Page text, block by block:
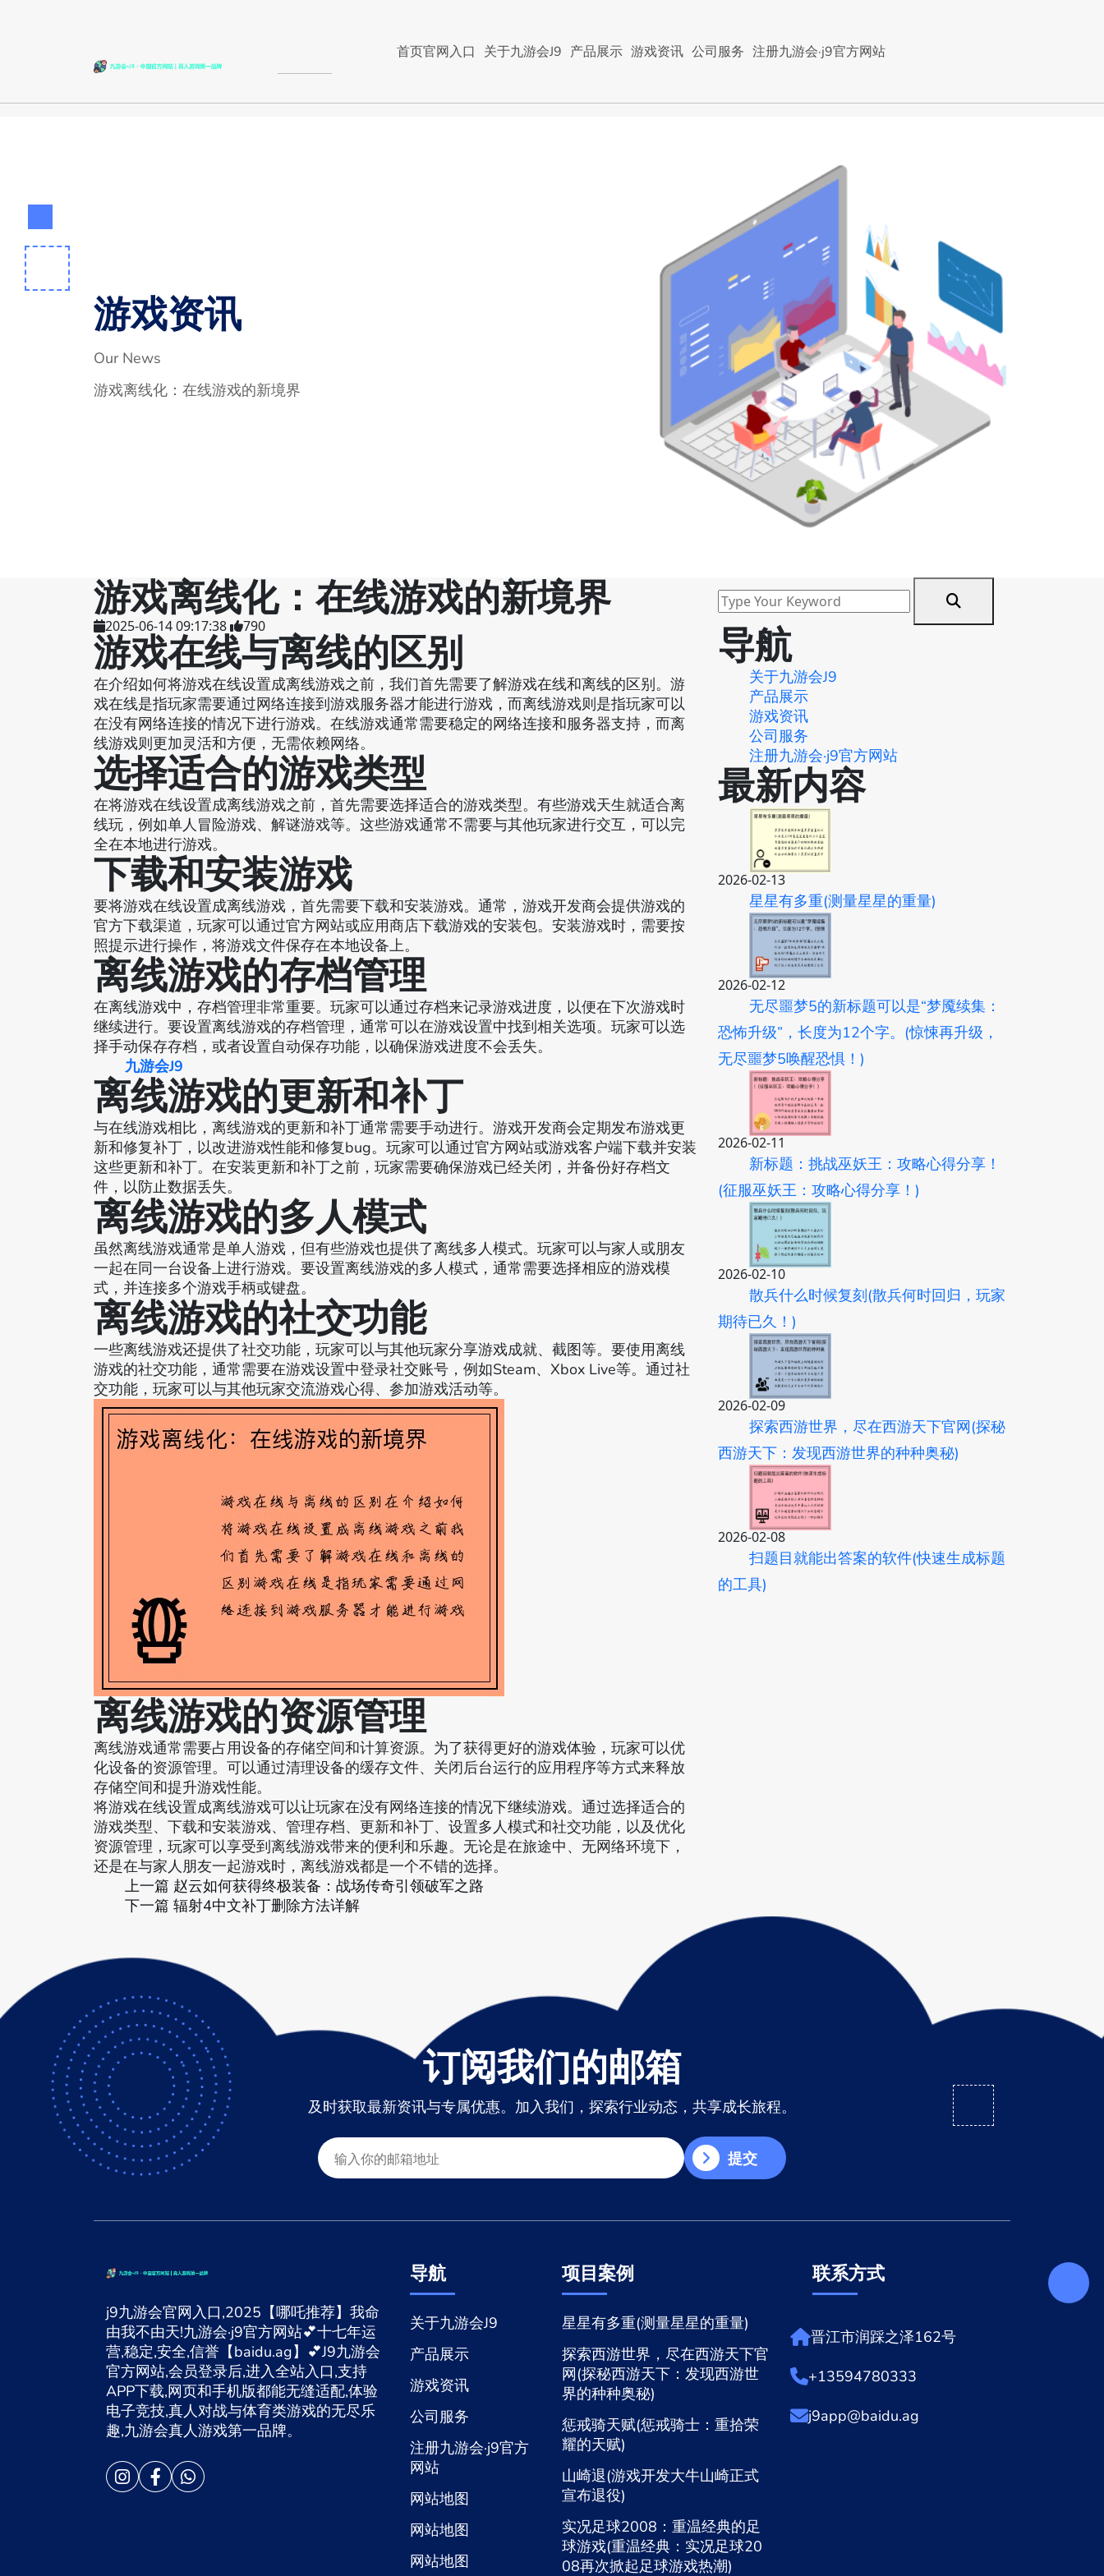
首页官网入口 关于九游会J9 产品展示 游戏资讯 公司服务 注册九游会·j9官方网站
游戏资讯
Our News
游戏离线化：在线游戏的新境界
游戏离线化：在线游戏的新境界
2025-06-14 09:17:38 790
游戏在线与离线的区别
在介绍如何将游戏在线设置成离线游戏之前，我们首先需要了解游戏在线和离线的区别。游
戏在线是指玩家需要通过网络连接到游戏服务器才能进行游戏，而离线游戏则是指玩家可以
在没有网络连接的情况下进行游戏。在线游戏通常需要稳定的网络连接和服务器支持，而离
线游戏则更加灵活和方便，无需依赖网络。
选择适合的游戏类型
在将游戏在线设置成离线游戏之前，首先需要选择适合的游戏类型。有些游戏天生就适合离
线玩，例如单人冒险游戏、解谜游戏等。这些游戏通常不需要与其他玩家进行交互，可以完
全在本地进行游戏。
下载和安装游戏
要将游戏在线设置成离线游戏，首先需要下载和安装游戏。通常，游戏开发商会提供游戏的
官方下载渠道，玩家可以通过官方网站或应用商店下载游戏的安装包。安装游戏时，需要按
照提示进行操作，将游戏文件保存在本地设备上。
离线游戏的存档管理
在离线游戏中，存档管理非常重要。玩家可以通过存档来记录游戏进度，以便在下次游戏时
继续进行。要设置离线游戏的存档管理，通常可以在游戏设置中找到相关选项。玩家可以选
择手动保存存档，或者设置自动保存功能，以确保游戏进度不会丢失。
九游会J9
离线游戏的更新和补丁
与在线游戏相比，离线游戏的更新和补丁通常需要手动进行。游戏开发商会定期发布游戏更
新和修复补丁，以改进游戏性能和修复bug。玩家可以通过官方网站或游戏客户端下载并安装
这些更新和补丁。在安装更新和补丁之前，玩家需要确保游戏已经关闭，并备份好存档文
件，以防止数据丢失。
离线游戏的多人模式
虽然离线游戏通常是单人游戏，但有些游戏也提供了离线多人模式。玩家可以与家人或朋友
一起在同一台设备上进行游戏。要设置离线游戏的多人模式，通常需要选择相应的游戏模
式，并连接多个游戏手柄或键盘。
离线游戏的社交功能
一些离线游戏还提供了社交功能，玩家可以与其他玩家分享游戏成就、截图等。要使用离线
游戏的社交功能，通常需要在游戏设置中登录社交账号，例如Steam、Xbox Live等。通过社
交功能，玩家可以与其他玩家交流游戏心得、参加游戏活动等。
离线游戏的资源管理
离线游戏通常需要占用设备的存储空间和计算资源。为了获得更好的游戏体验，玩家可以优
化设备的资源管理。可以通过清理设备的缓存文件、关闭后台运行的应用程序等方式来释放
存储空间和提升游戏性能。
将游戏在线设置成离线游戏可以让玩家在没有网络连接的情况下继续游戏。通过选择适合的
游戏类型、下载和安装游戏、管理存档、更新和补丁、设置多人模式和社交功能，以及优化
资源管理，玩家可以享受到离线游戏带来的便利和乐趣。无论是在旅途中、无网络环境下，
还是在与家人朋友一起游戏时，离线游戏都是一个不错的选择。
上一篇 赵云如何获得终极装备：战场传奇引领破军之路
下一篇 辐射4中文补丁删除方法详解
导航
关于九游会J9
产品展示
游戏资讯
公司服务
注册九游会·j9官方网站
最新内容
2026-02-13
星星有多重(测量星星的重量)
2026-02-12
无尽噩梦5的新标题可以是“梦魇续集：
恐怖升级”，长度为12个字。(惊悚再升级，
无尽噩梦5唤醒恐惧！)
2026-02-11
新标题：挑战巫妖王：攻略心得分享！
(征服巫妖王：攻略心得分享！)
2026-02-10
散兵什么时候复刻(散兵何时回归，玩家
期待已久！)
2026-02-09
探索西游世界，尽在西游天下官网(探秘
西游天下：发现西游世界的种种奥秘)
2026-02-08
扫题目就能出答案的软件(快速生成标题
的工具)
订阅我们的邮箱
及时获取最新资讯与专属优惠。加入我们，探索行业动态，共享成长旅程。
提交
j9九游会官网入口,2025【哪吒推荐】我命
由我不由天!九游会·j9官方网站💕十七年运
营,稳定,安全,信誉【baidu.ag】💕J9九游会
官方网站,会员登录后,进入全站入口,支持
APP下载,网页和手机版都能无缝适配,体验
电子竞技,真人对战与体育类游戏的无尽乐
趣,九游会真人游戏第一品牌。
导航
关于九游会J9
产品展示
游戏资讯
公司服务
注册九游会·j9官方
网站
网站地图
网站地图
网站地图
项目案例
星星有多重(测量星星的重量)
探索西游世界，尽在西游天下官
网(探秘西游天下：发现西游世
界的种种奥秘)
惩戒骑天赋(惩戒骑士：重拾荣
耀的天赋)
山崎退(游戏开发大牛山崎正式
宣布退役)
实况足球2008：重温经典的足
球游戏(重温经典：实况足球20
08再次掀起足球游戏热潮)
联系方式
晋江市润踩之泽162号
+13594780333
j9app@baidu.ag